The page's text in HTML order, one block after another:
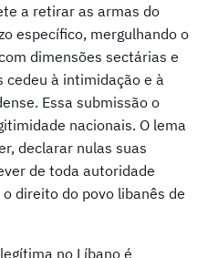
a retirar as armas do
específico, mergulhando o
dimensões sectárias e
cedeu à intimidação e à
Essa submissão o
nacionais. O lema
declarar nulas suas
de toda autoridade
direito do povo libanês de
no Líbano é